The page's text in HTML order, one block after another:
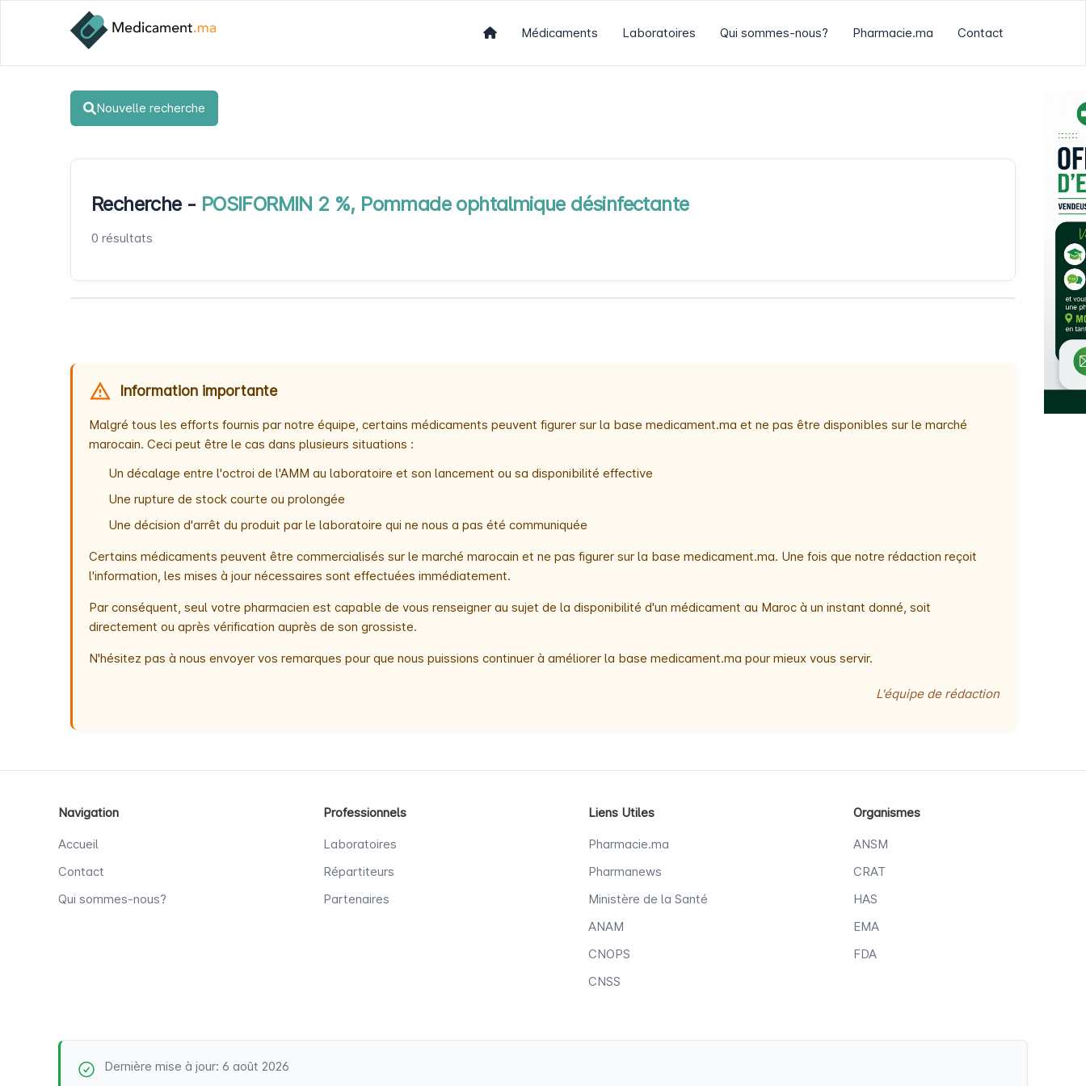
Médicaments Laboratoires Qui sommes-nous? Pharmacie.ma Contact
Nouvelle recherche
Recherche - POSIFORMIN 2 %, Pommade ophtalmique désinfectante
0 résultats
Information importante
Malgré tous les efforts fournis par notre équipe, certains médicaments peuvent figurer sur la base medicament.ma et ne pas être disponibles sur le marché
marocain. Ceci peut être le cas dans plusieurs situations :
Un décalage entre l'octroi de l'AMM au laboratoire et son lancement ou sa disponibilité effective
Une rupture de stock courte ou prolongée
Une décision d'arrêt du produit par le laboratoire qui ne nous a pas été communiquée
Certains médicaments peuvent être commercialisés sur le marché marocain et ne pas figurer sur la base medicament.ma. Une fois que notre rédaction reçoit
l'information, les mises à jour nécessaires sont effectuées immédiatement.
Par conséquent, seul votre pharmacien est capable de vous renseigner au sujet de la disponibilité d'un médicament au Maroc à un instant donné, soit
directement ou après vérification auprès de son grossiste.
N'hésitez pas à nous envoyer vos remarques pour que nous puissions continuer à améliorer la base medicament.ma pour mieux vous servir.
L'équipe de rédaction
Navigation
Accueil
Contact
Qui sommes-nous?
Professionnels
Laboratoires
Répartiteurs
Partenaires
Liens Utiles
Pharmacie.ma
Pharmanews
Ministère de la Santé
ANAM
CNOPS
CNSS
Organismes
ANSM
CRAT
HAS
EMA
FDA
Dernière mise à jour: 6 août 2026